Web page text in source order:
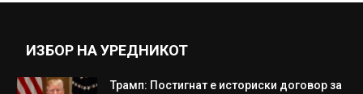
ИЗБОР НА УРЕДНИКОТ
Трамп: Постигнат е историски договор за